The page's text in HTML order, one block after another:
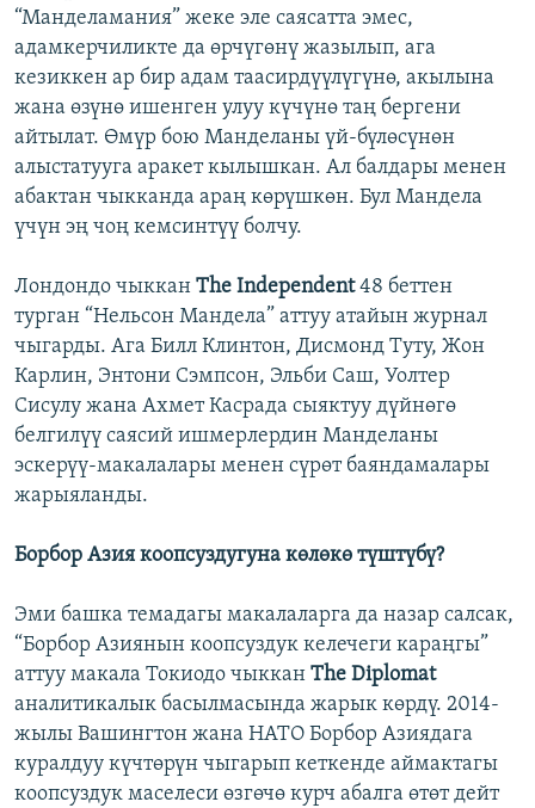
“Манделамания” жеке эле саясатта эмес,
адамкерчиликте да өрчүгөнү жазылып, ага
кезиккен ар бир адам таасирдүүлүгүнө, акылына
жана өзүнө ишенген улуу күчүнө таң бергени
айтылат. Өмүр бою Манделаны үй-бүлөсүнөн
алыстатууга аракет кылышкан. Ал балдары менен
абактан чыкканда араң көрүшкөн. Бул Мандела
үчүн эң чоң кемсинтүү болчу.
Лондондо чыккан The Independent48 беттен
турган “Нельсон Мандела” аттуу атайын журнал
чыгарды. Ага Билл Клинтон, Дисмонд Туту, Жон
Карлин, Энтони Сэмпсон, Эльби Саш, Уолтер
Сисулу жана Ахмет Касрада сыяктуу дүйнөгө
белгилүү саясий ишмерлердин Манделаны
эскерүү-макалалары менен сүрөт баяндамалары
жарыяланды.
Борбор Азия коопсуздугуна көлөкө түштүбү?
Эми башка темадагы макалаларга да назар салсак,
“Борбор Азиянын коопсуздук келечеги караңгы”
аттуу макала Токиодо чыккан The Diplomat
аналитикалык басылмасында жарык көрдү. 2014-
жылы Вашингтон жана НАТО Борбор Азиядага
куралдуу күчтөрүн чыгарып кеткенде аймактагы
коопсуздук маселеси өзгөчө курч абалга өтөт дейт